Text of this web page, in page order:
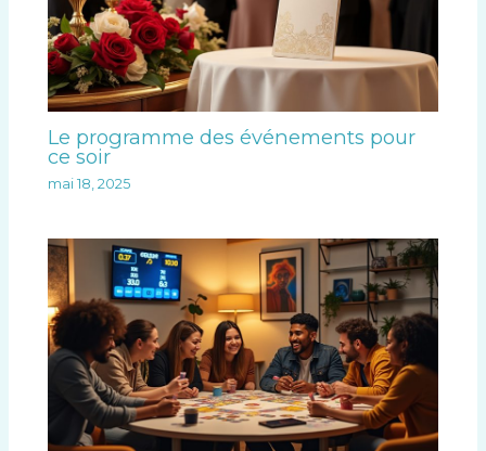
Le programme des événements pour
ce soir
mai 18, 2025